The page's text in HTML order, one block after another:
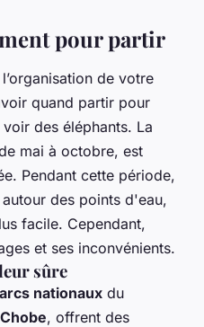
pour partir
de votre
quand partir pour
des éléphants. La
mai à octobre, est
Pendant cette période,
des points d'eau,
facile. Cependant,
et ses inconvénients.
sûre
nationaux du
, offrent des